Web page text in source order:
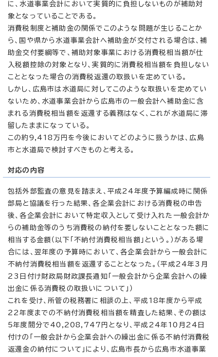
に、水道事業会計において実質的に負担しないものが補助対
象となっていることである。
消費税制度と補助金の関係でこのような問題が生じることか
ら、国や県から水道事業会計へ補助金が交付される場合は、補
助金交付要綱等で、補助対象事業における消費税相当額が仕
入税額控除の対象となり、実質的に消費税相当額を負担しない
こととなった場合の消費税返還の取扱いを定めている。
しかし、広島市は水道局に対してこのような取扱いを定めてい
ないため、水道事業会計から広島市の一般会計へ補助金に含
まれる消費税相当額を返還する義務はなく、これが水道局に滞
留したままになっている。
この約9,418万円を今後においてどのように扱うかは、広島
市と水道局で検討すべきものと考える。
対応の内容
包括外部監査の意見を踏まえ、平成24年度予算編成時に関係
部局と協議を行った結果、各企業会計における消費税の申告
後、各企業会計において特定収入として受け入れた一般会計か
らの補助金等のうち消費税の納付を要しないこととなった額に
相当する金額（以下「不納付消費税相当額」という。）がある場
合には、翌年度の予算時において、各企業会計から一般会計に
不納付消費税相当額を返還することとなった。（平成24年3月
23日付け財政局財政課長通知「一般会計から企業会計への繰
出金に係る消費税の取扱いについて」）
これを受け、所管の税務署に相談の上、平成18年度から平成
22年度までの不納付消費税相当額を精査した結果、その額は
5年度間分で40,208,747円となり、平成24年10月24日
付けの「一般会計から企業会計への繰出金に係る不納付消費税
返還金の納付について」により、広島市長から広島市水道事業